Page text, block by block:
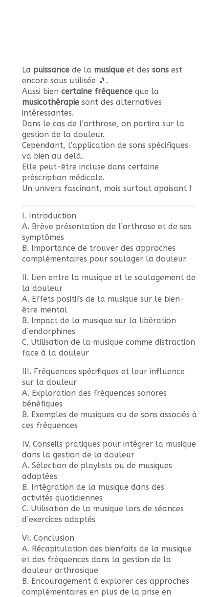
La puissancede la musiqueet des sonsest
encore sous utilisée 🎵.
Aussi bien certaine fréquenceque la
musicothérapiesont des alternatives
intéressantes.
Dans le cas de l’arthrose, on partira sur la
gestion de la douleur.
Cependant, l’application de sons spécifiques
va bien au delà.
Elle peut-être incluse dans certaine
préscription médicale.
Un univers fascinant, mais surtout apaisant !
I. Introduction
A. Brève présentation de l’arthrose et de ses
symptômes
B. Importance de trouver des approches
complémentaires pour soulager la douleur
II. Lien entre la musique et le soulagement de
la douleur
A. Effets positifs de la musique sur le bien-
être mental
B. Impact de la musique sur la libération
d’endorphines
C. Utilisation de la musique comme distraction
face à la douleur
III. Fréquences spécifiques et leur influence
sur la douleur
A. Exploration des fréquences sonores
bénéfiques
B. Exemples de musiques ou de sons associés à
ces fréquences
IV. Conseils pratiques pour intégrer la musique
dans la gestion de la douleur
A. Sélection de playlists ou de musiques
adaptées
B. Intégration de la musique dans des
activités quotidiennes
C. Utilisation de la musique lors de séances
d’exercices adaptés
VI. Conclusion
A. Récapitulation des bienfaits de la musique
et des fréquences dans la gestion de la
douleur arthrosique
B. Encouragement à explorer ces approches
complémentaires en plus de la prise en